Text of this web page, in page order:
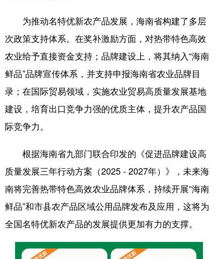
为推动名特优新农产品发展，海南省构建了多层
次政策支持体系。在奖补激励方面，对热带特色高效
农业给予直接资金支持；品牌建设上，将其纳入“海南
鲜品”品牌宣传体系，并支持申报海南省农业品牌目
录；在国际贸易领域，实施农业贸易高质量发展基地
建设，培育出口竞争力强的优质主体，提升农产品国
际竞争力。
根据海南省九部门联合印发的《促进品牌建设高
质量发展三年行动方案（2025 - 2027年）》，未来海
南将完善热带特色高效农业品牌体系，持续开展“海南
鲜品”和市县农产品区域公用品牌发布及应用，这将为
全国名特优新农产品的发展提供更加有力的支撑。